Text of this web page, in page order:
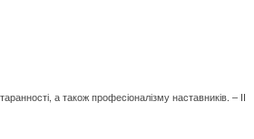
а також професіоналізму наставників. – ІІ